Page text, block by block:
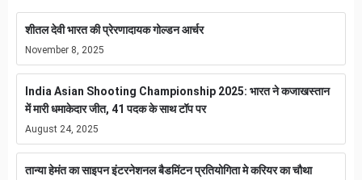
शीतल देवी भारत की प्रेरणादायक गोल्डन आर्चर
November 8, 2025
India Asian Shooting Championship 2025: भारत ने कजाखस्तान
में मारी धमाकेदार जीत, 41 पदक के साथ टॉप पर
August 24, 2025
तान्या हेमंत का साइपन इंटरनेशनल बैडमिंटन प्रतियोगिता मे करियर का चौथा